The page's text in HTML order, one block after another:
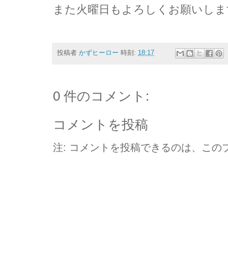
また火曜日もよろしくお願いし
投稿者 かずヒーロー 時刻: 18:17
0 件のコメント:
コメントを投稿
注: コメントを投稿できるのは、この